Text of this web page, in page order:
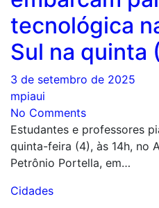
tecnológica
Sul na quinta
3 de setembro de 2025
mpiaui
No Comments
Estudantes e professores
quinta-feira (4), às 14h, no
Petrônio Portella, em…
Cidades